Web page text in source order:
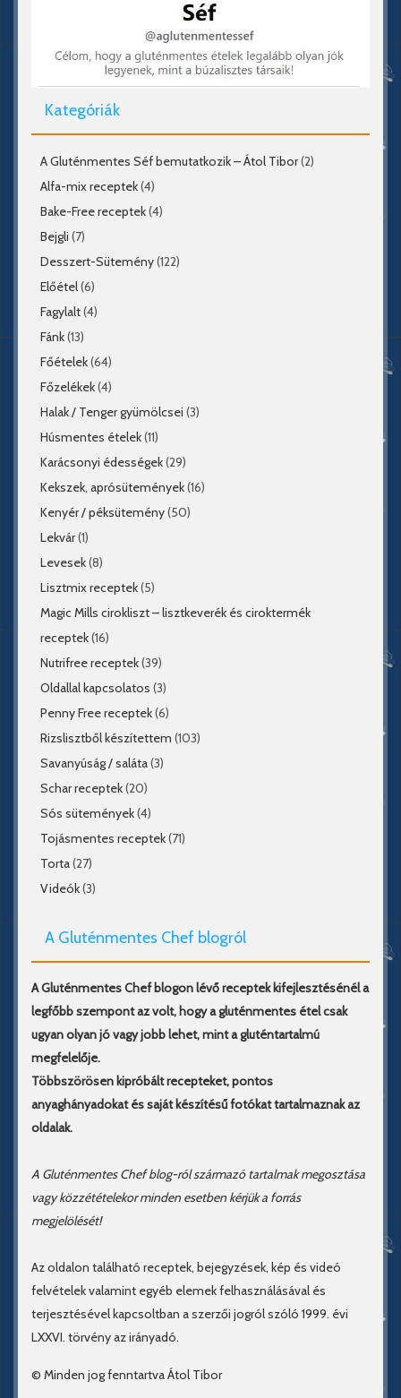
Kategóriák
A Gluténmentes Séf bemutatkozik – Átol Tibor(2)
Alfa-mix receptek(4)
Bake-Free receptek(4)
Bejgli (7)
Desszert-Sütemény(122)
Előétel(6)
Fagylalt(4)
Fánk(13)
Főételek(64)
Főzelékek(4)
Halak / Tenger gyümölcsei (3)
Húsmentes ételek(11)
Karácsonyi édességek(29)
Kekszek, aprósütemények(16)
Kenyér / péksütemény(50)
Lekvár(1)
Levesek(8)
Lisztmix receptek(5)
Magic Mills cirokliszt – lisztkeverék és ciroktermék
receptek(16)
Nutrifree receptek(39)
Oldallal kapcsolatos (3)
Penny Free receptek(6)
Rizslisztből készítettem (103)
Savanyúság / saláta(3)
Schar receptek(20)
Sós sütemények(4)
Tojásmentes receptek(71)
Torta(27)
Videók(3)
A Gluténmentes Chef blogról
A Gluténmentes Chef blogon lévő receptek kifejlesztésénél a
legfőbb szempont az volt, hogy a gluténmentes étel csak
ugyan olyan jó vagy jobb lehet, mint a gluténtartalmú
megfelelője.
Többszörösen kipróbált recepteket, pontos
anyaghányadokat és saját készítésű fotókat tartalmaznak az
oldalak.
A Gluténmentes Chef blog-ról származó tartalmak megosztása
vagy közzétételekor minden esetben kérjük a forrás
megjelölését!
Az oldalon található receptek, bejegyzések, kép és videó
felvételek valamint egyéb elemek felhasználásával és
terjesztésével kapcsoltban a szerzői jogról szóló 1999. évi
LXXVI. törvény az irányadó.
© Minden jog fenntartva Átol Tibor